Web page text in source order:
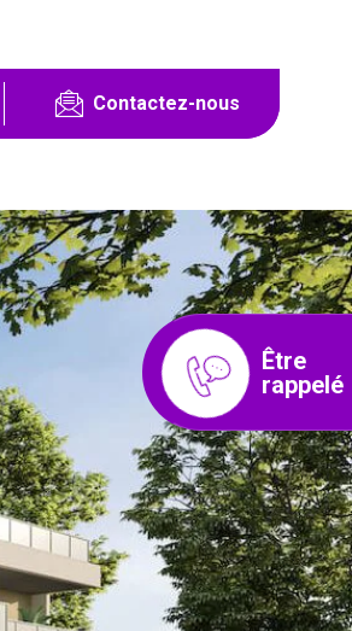
Contactez-nous
Être
rappelé